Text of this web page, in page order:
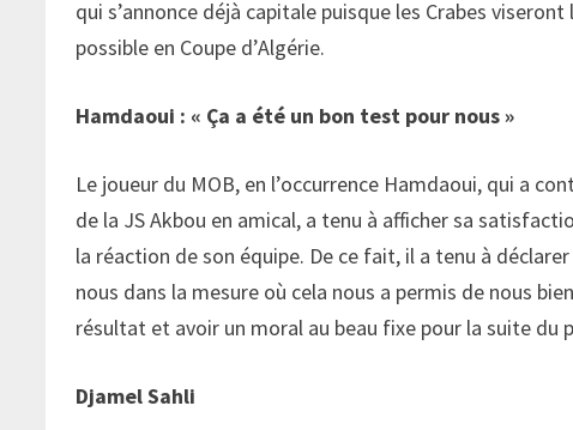
qui s’annonce déjà capitale puisque les Crabes
possible en Coupe d’Algérie.
Hamdaoui : « Ça a été un bon test pour nous »
Le joueur du MOB, en l’occurrence Hamdaoui, qui a
de la JS Akbou en amical, a tenu à afficher sa
la réaction de son équipe. De ce fait, il a tenu à
nous dans la mesure où cela nous a permis de nous
résultat et avoir un moral au beau fixe pour la suite du
Djamel Sahli